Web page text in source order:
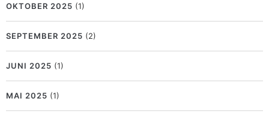
OKTOBER 2025 (1)
SEPTEMBER 2025 (2)
JUNI 2025 (1)
MAI 2025 (1)